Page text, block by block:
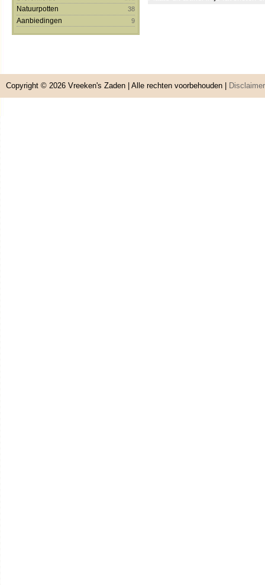
Natuurpotten 38
Aanbiedingen 9
Copyright © 2026 Vreeken's Zaden | Alle rechten voorbehouden | Disclaimer